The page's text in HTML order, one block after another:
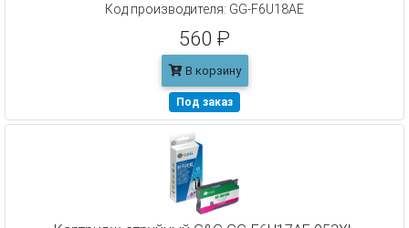
Код производителя: GG-F6U18AE
560 ₽
В корзину
Под заказ